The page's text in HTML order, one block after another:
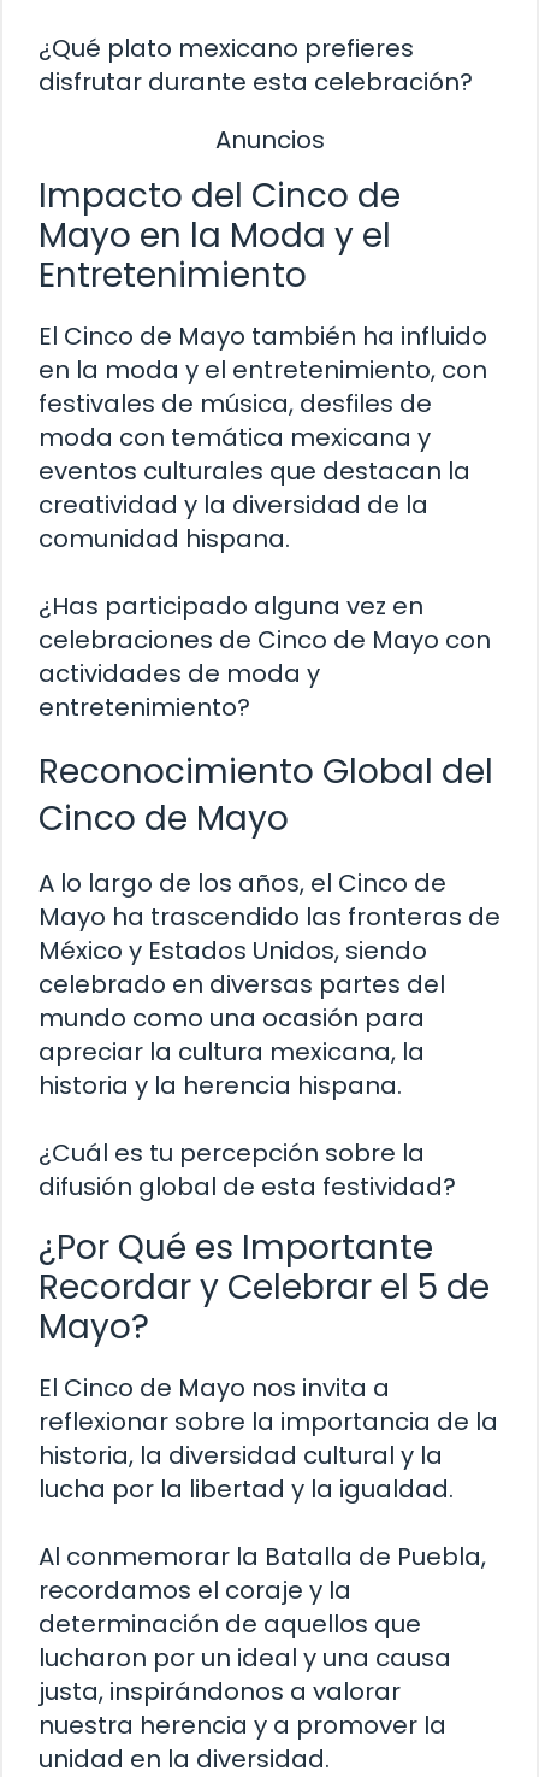
¿Qué plato mexicano prefieres
disfrutar durante esta celebración?
Anuncios
Impacto del Cinco de
Mayo en la Moda y el
Entretenimiento
El Cinco de Mayo también ha influido
en la moda y el entretenimiento, con
festivales de música, desfiles de
moda con temática mexicana y
eventos culturales que destacan la
creatividad y la diversidad de la
comunidad hispana.
¿Has participado alguna vez en
celebraciones de Cinco de Mayo con
actividades de moda y
entretenimiento?
Reconocimiento Global del
Cinco de Mayo
A lo largo de los años, el Cinco de
Mayo ha trascendido las fronteras de
México y Estados Unidos, siendo
celebrado en diversas partes del
mundo como una ocasión para
apreciar la cultura mexicana, la
historia y la herencia hispana.
¿Cuál es tu percepción sobre la
difusión global de esta festividad?
¿Por Qué es Importante
Recordar y Celebrar el 5 de
Mayo?
El Cinco de Mayo nos invita a
reflexionar sobre la importancia de la
historia, la diversidad cultural y la
lucha por la libertad y la igualdad.
Al conmemorar la Batalla de Puebla,
recordamos el coraje y la
determinación de aquellos que
lucharon por un ideal y una causa
justa, inspirándonos a valorar
nuestra herencia y a promover la
unidad en la diversidad.